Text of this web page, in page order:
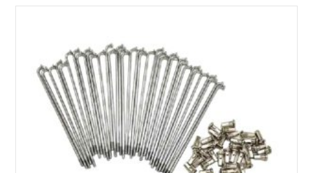
AGGIUNGI AL CARRELLO